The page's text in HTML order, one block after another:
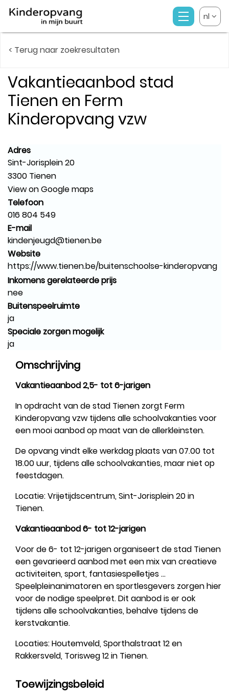
nl
< Terug naar zoekresultaten
Vakantieaanbod stad
Tienen en Ferm
Kinderopvang vzw
Adres
Sint-Jorisplein 20
3300 Tienen
View on Google maps
Telefoon
016 804 549
E-mail
kindenjeugd@tienen.be
Website
https://www.tienen.be/buitenschoolse-kinderopvang
Inkomens gerelateerde prijs
nee
Buitenspeelruimte
ja
Speciale zorgen mogelijk
ja
Omschrijving
Vakantieaanbod 2,5- tot 6-jarigen
In opdracht van de stad Tienen zorgt Ferm
Kinderopvang vzw tijdens alle schoolvakanties voor
een mooi aanbod op maat van de allerkleinsten.
De opvang vindt elke werkdag plaats van 07.00 tot
18.00 uur, tijdens alle schoolvakanties, maar niet op
feestdagen.
Locatie: Vrijetijdscentrum, Sint-Jorisplein 20 in
Tienen.
Vakantieaanbod 6- tot 12-jarigen
Voor de 6- tot 12-jarigen organiseert de stad Tienen
een gevarieerd aanbod met een mix van creatieve
activiteiten, sport, fantasiespelletjes ...
Speelpleinanimatoren en sportlesgevers zorgen hier
voor de nodige speelpret. Dit aanbod is er ook
tijdens alle schoolvakanties, behalve tijdens de
kerstvakantie.
Locaties: Houtemveld, Sporthalstraat 12 en
Rakkersveld, Torisweg 12 in Tienen.
Toewijzingsbeleid